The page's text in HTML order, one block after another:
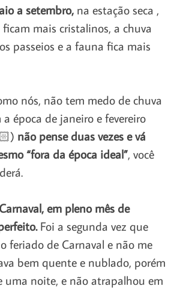
a setembro, na estação seca ,
mais cristalinos, a chuva
passeios e a fauna fica mais
nós, não tem medo de chuva
época de janeiro e fevereiro
não pense duas vezes e vá
“fora da época ideal”, você
em pleno mês de
Foi a segunda vez que
feriado de Carnaval e não me
bem quente e nublado, porém
uma noite, e não atrapalhou em